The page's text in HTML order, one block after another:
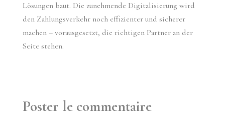
Lösungen baut. Die zunehmende Digitalisierung wird
den Zahlungsverkehr noch effizienter und sicherer
machen – vorausgesetzt, die richtigen Partner an der
Seite stehen.
Poster le commentaire